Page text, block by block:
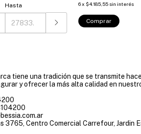
Hasta 6x $4.185,55 sin interés
Comprar
tiene una tradición que se transmite
y ofrecer la más alta calidad en
3765, Centro Comercial Carrefour, Jardin